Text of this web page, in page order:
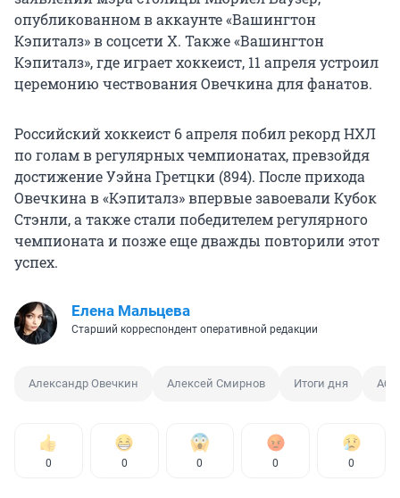
опубликованном в аккаунте «Вашингтон
Кэпиталз» в соцсети Х. Также «Вашингтон
Кэпиталз», где играет хоккеист, 11 апреля устроил
церемонию чествования Овечкина для фанатов.
Российский хоккеист 6 апреля побил рекорд НХЛ
по голам в регулярных чемпионатах, превзойдя
достижение Уэйна Гретцки (894). После прихода
Овечкина в «Кэпиталз» впервые завоевали Кубок
Стэнли, а также стали победителем регулярного
чемпионата и позже еще дважды повторили этот
успех.
Елена Мальцева
Старший корреспондент оперативной редакции
Александр Овечкин Алексей Смирнов Итоги дня
0 0 0 0 0